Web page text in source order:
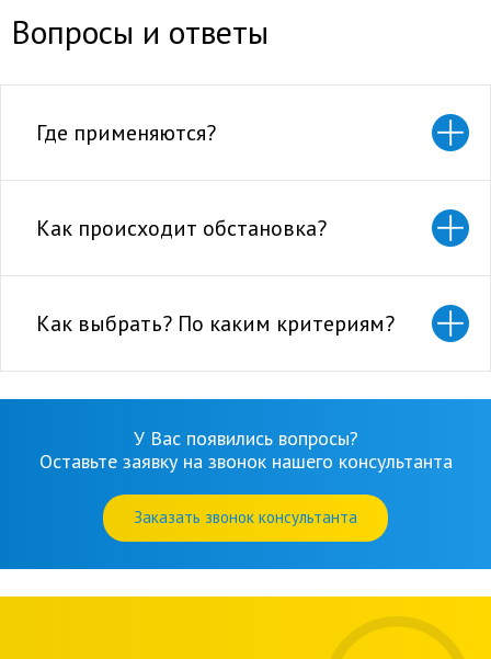
Вопросы и ответы
Где применяются?
Как происходит обстановка?
Как выбрать? По каким критериям?
У Вас появились вопросы?
Оставьте заявку на звонок нашего консультанта
Заказать звонок консультанта